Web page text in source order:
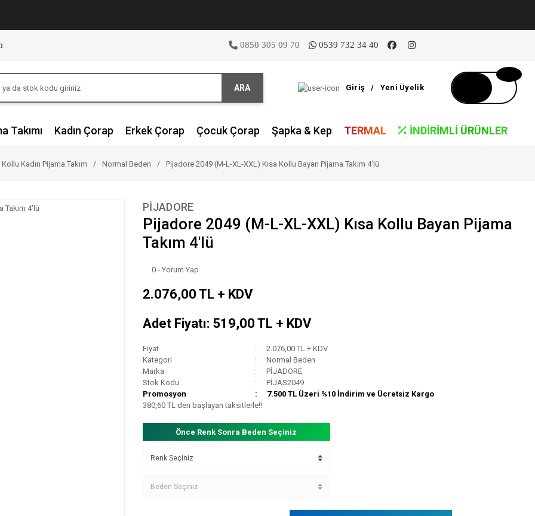
0850 305 09 70 0539 732 34 40
ARA Giriş / Yeni Üyelik
Takımı Kadın Çorap Erkek Çorap Çocuk Çorap Şapka & Kep TERMAL İNDIRIMLI ÜRÜNLER
Kollu Kadın Pijama Takım Normal Beden Pijadore 2049 (M-L-XL-XXL) Kısa Kollu Bayan Pijama Takım 4'lü
PİJADORE
Pijadore 2049 (M-L-XL-XXL) Kısa Kollu Bayan Pijama
Takım 4'lü
0 - Yorum Yap
2.076,00 TL + KDV
Adet Fiyatı: 519,00 TL + KDV
Fiyat
2.076,00 TL + KDV
Kategori
Normal Beden
Marka
PİJADORE
Stok Kodu
PİJAS2049
Promosyon
7.500 TL Üzeri %10 İndirim ve Ücretsiz Kargo
380,60 TL den başlayan taksitlerle!!
Önce Renk Sonra Beden Seçiniz